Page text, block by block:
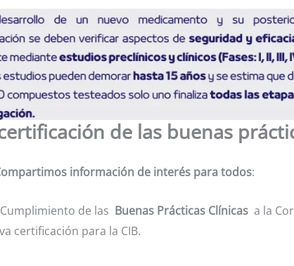
de las buenas
información de interés para todos:
de las Buenas Prácticas Clínicasa la
certificación para la CIB.